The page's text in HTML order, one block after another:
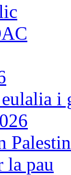
i
la pau